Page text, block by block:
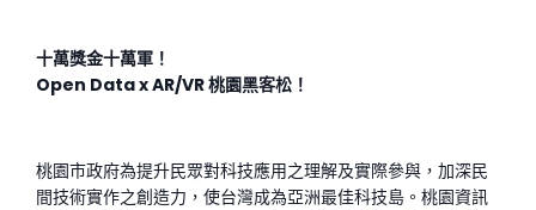
十萬獎金十萬軍！
Open Data x AR/VR桃園黑客松！
桃園市政府為提升民眾對科技應用之理解及實際參與，加深民
間技術實作之創造力，使台灣成為亞洲最佳科技島。桃園資訊